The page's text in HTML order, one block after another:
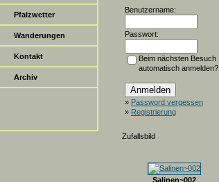
Pfalzwetter
Wanderungen
Kontakt
Archiv
Benutzername:
Passwort:
Beim nächsten Besuch
automatisch anmelden?
» Password vergessen
» Registrierung
Zufallsbild
Salinen~002